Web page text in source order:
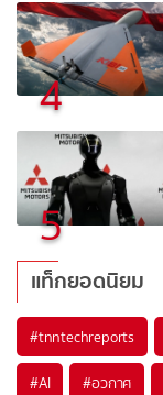
4
5
แท็กยอดนิยม
#tnntechreports
#AI #อวกาศ